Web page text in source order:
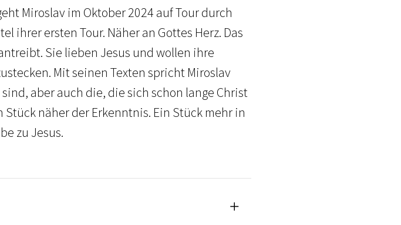
Miroslav im Oktober 2024 auf Tour durch
ihrer ersten Tour. Näher an Gottes Herz. Das
Sie lieben Jesus und wollen ihre
Mit seinen Texten spricht Miroslav
aber auch die, die sich schon lange Christ
näher der Erkenntnis. Ein Stück mehr in
zu Jesus.